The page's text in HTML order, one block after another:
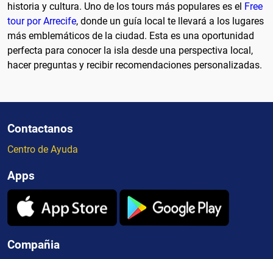
historia y cultura. Uno de los tours más populares es el Free
tour por Arrecife, donde un guía local te llevará a los lugares
más emblemáticos de la ciudad. Esta es una oportunidad
perfecta para conocer la isla desde una perspectiva local,
hacer preguntas y recibir recomendaciones personalizadas.
Contactanos
Centro de Ayuda
Apps
Compañia